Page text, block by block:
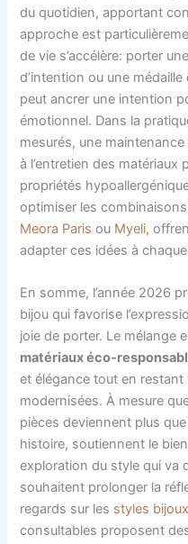
du quotidien, apportant
approche est
de vie s’accélère: porter
d’intention ou une
peut ancrer une intention
émotionnel. Dans la
mesurés, une
à l’entretien des matériaux
propriétés
optimiser les
Meora Paris ou Myeli,
adapter ces idées à
En somme, l’année 2026
bijou qui favorise
joie de porter. Le mélange
matériaux éco-
et élégance tout en restant
modernisées. À mesure
pièces deviennent plus
histoire, soutiennent le
exploration du style qui va
souhaitent prolonger la
regards sur les styles
consultables proposent